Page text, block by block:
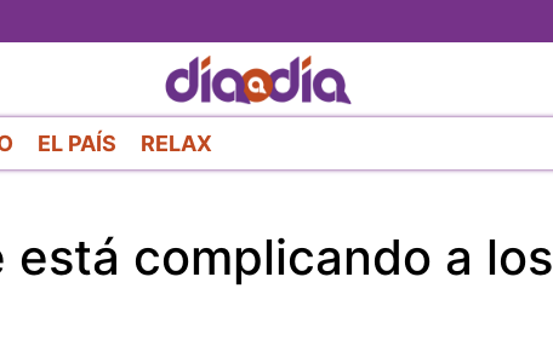
al
contenido
principal
EL PAÍS RELAX
complicando a los